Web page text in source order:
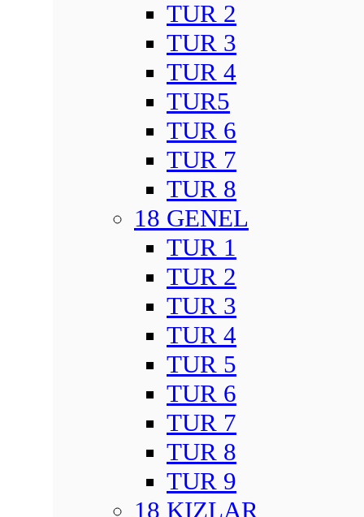
TUR 2
TUR 3
TUR 4
TUR5
TUR 6
TUR 7
TUR 8
18 GENEL
TUR 1
TUR 2
TUR 3
TUR 4
TUR 5
TUR 6
TUR 7
TUR 8
TUR 9
18 KIZLAR